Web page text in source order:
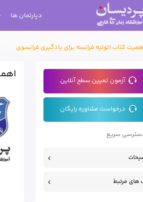
دپارتمان ها
کتاب اتولیه فرانسه برای یادگیری فرانسوی
آزمون تعیین سطح آنلاین
درخواست مشاوره رایگان
های مرتبط